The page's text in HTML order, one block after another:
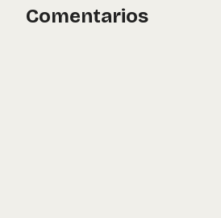
Comentarios